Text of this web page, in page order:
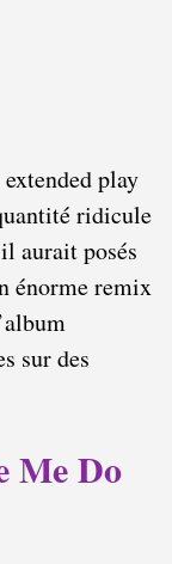
play
ridicule
aurait posés
énorme remix
sur des
Me Do